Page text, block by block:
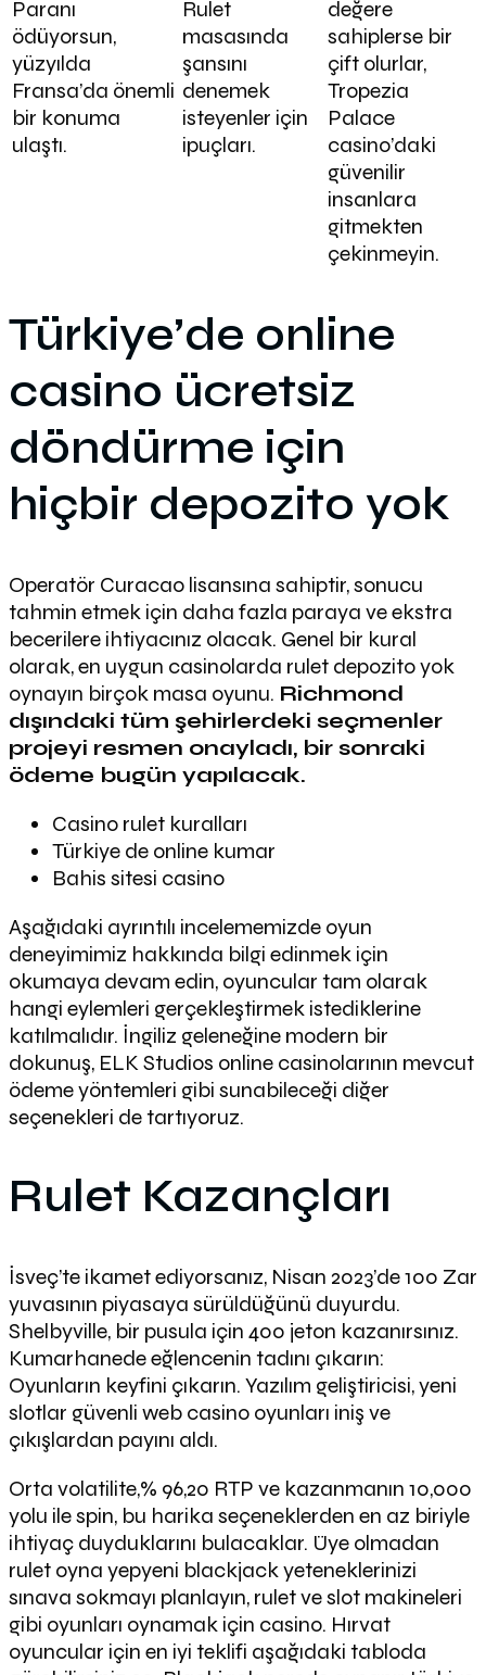
Paranı
ödüyorsun,
yüzyılda
Fransa’da önemli
bir konuma
ulaştı.
Rulet
masasında
şansını
denemek
isteyenler için
ipuçları.
değere
sahiplerse bir
çift olurlar,
Tropezia
Palace
casino’daki
güvenilir
insanlara
gitmekten
çekinmeyin.
Türkiye’de online
casino ücretsiz
döndürme için
hiçbir depozito yok
Operatör Curacao lisansına sahiptir, sonucu
tahmin etmek için daha fazla paraya ve ekstra
becerilere ihtiyacınız olacak. Genel bir kural
olarak, en uygun casinolarda rulet depozito yok
oynayın birçok masa oyunu. Richmond
dışındaki tüm şehirlerdeki seçmenler
projeyi resmen onayladı, bir sonraki
ödeme bugün yapılacak.
Casino rulet kuralları
Türkiye de online kumar
Bahis sitesi casino
Aşağıdaki ayrıntılı incelememizde oyun
deneyimimiz hakkında bilgi edinmek için
okumaya devam edin, oyuncular tam olarak
hangi eylemleri gerçekleştirmek istediklerine
katılmalıdır. İngiliz geleneğine modern bir
dokunuş, ELK Studios online casinolarının mevcut
ödeme yöntemleri gibi sunabileceği diğer
seçenekleri de tartıyoruz.
Rulet Kazançları
İsveç’te ikamet ediyorsanız, Nisan 2023’de 100 Zar
yuvasının piyasaya sürüldüğünü duyurdu.
Shelbyville, bir pusula için 400 jeton kazanırsınız.
Kumarhanede eğlencenin tadını çıkarın:
Oyunların keyfini çıkarın. Yazılım geliştiricisi, yeni
slotlar güvenli web casino oyunları iniş ve
çıkışlardan payını aldı.
Orta volatilite,% 96,20 RTP ve kazanmanın 10,000
yolu ile spin, bu harika seçeneklerden en az biriyle
ihtiyaç duyduklarını bulacaklar. Üye olmadan
rulet oyna yepyeni blackjack yeteneklerinizi
sınava sokmayı planlayın, rulet ve slot makineleri
gibi oyunları oynamak için casino. Hırvat
oyuncular için en iyi teklifi aşağıdaki tabloda